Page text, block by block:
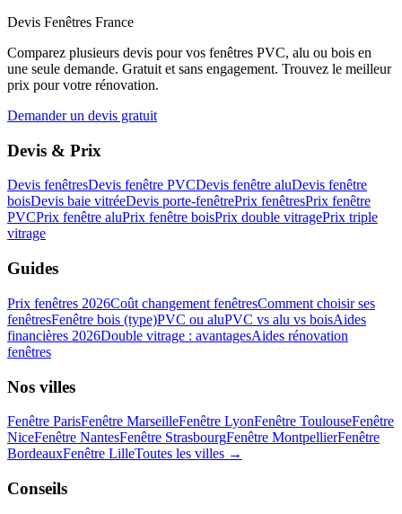
Devis Fenêtres France
Comparez plusieurs devis pour vos fenêtres PVC, alu ou bois en
une seule demande. Gratuit et sans engagement. Trouvez le meilleur
prix pour votre rénovation.
Demander un devis gratuit
Devis & Prix
Devis fenêtresDevis fenêtre PVCDevis fenêtre aluDevis fenêtre
boisDevis baie vitréeDevis porte-fenêtrePrix fenêtresPrix fenêtre
PVCPrix fenêtre aluPrix fenêtre boisPrix double vitragePrix triple
vitrage
Guides
Prix fenêtres 2026Coût changement fenêtresComment choisir ses
fenêtresFenêtre bois (type)PVC ou aluPVC vs alu vs boisAides
financières 2026Double vitrage : avantagesAides rénovation
fenêtres
Nos villes
Fenêtre ParisFenêtre MarseilleFenêtre LyonFenêtre ToulouseFenêtre
NiceFenêtre NantesFenêtre StrasbourgFenêtre MontpellierFenêtre
BordeauxFenêtre LilleToutes les villes →
Conseils